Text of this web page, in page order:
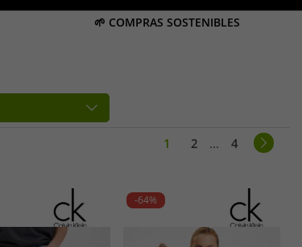
🌱 COMPRAS SOSTENIBLES
1 2 ... 4
-64%